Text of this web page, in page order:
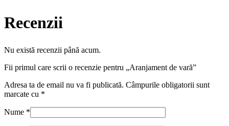
Recenzii
Nu există recenzii până acum.
Fii primul care scrii o recenzie pentru „Aranjament de vară”
Adresa ta de email nu va fi publicată. Câmpurile obligatorii sunt
marcate cu *
Nume *